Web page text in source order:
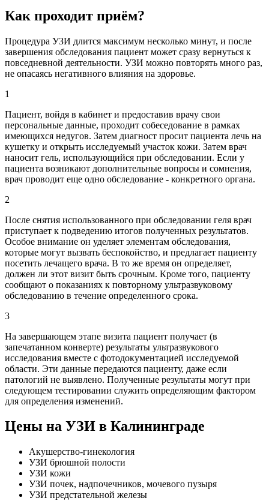
Как проходит приём?
Процедура УЗИ длится максимум несколько минут, и после
завершения обследования пациент может сразу вернуться к
повседневной деятельности. УЗИ можно повторять много раз,
не опасаясь негативного влияния на здоровье.
1
Пациент, войдя в кабинет и предоставив врачу свои
персональные данные, проходит собеседование в рамках
имеющихся недугов. Затем диагност просит пациента лечь на
кушетку и открыть исследуемый участок кожи. Затем врач
наносит гель, использующийся при обследовании. Если у
пациента возникают дополнительные вопросы и сомнения,
врач проводит еще одно обследование - конкретного органа.
2
После снятия использованного при обследовании геля врач
приступает к подведению итогов полученных результатов.
Особое внимание он уделяет элементам обследования,
которые могут вызвать беспокойство, и предлагает пациенту
посетить лечащего врача. В то же время он определяет,
должен ли этот визит быть срочным. Кроме того, пациенту
сообщают о показаниях к повторному ультразвуковому
обследованию в течение определенного срока.
3
На завершающем этапе визита пациент получает (в
запечатанном конверте) результаты ультразвукового
исследования вместе с фотодокументацией исследуемой
области. Эти данные передаются пациенту, даже если
патологий не выявлено. Полученные результаты могут при
следующем тестировании служить определяющим фактором
для определения изменений.
Цены на УЗИ в Калининграде
Акушерство-гинекология
УЗИ брюшной полости
УЗИ кожи
УЗИ почек, надпочечников, мочевого пузыря
УЗИ предстательной железы